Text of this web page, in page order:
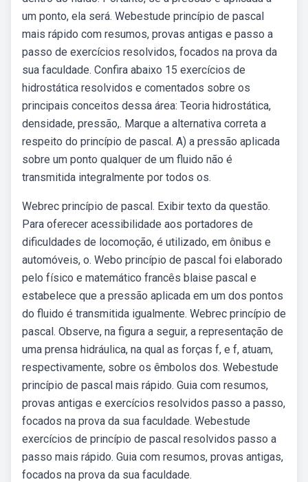
um ponto, ela será. Webestude princípio de pascal
mais rápido com resumos, provas antigas e passo a
passo de exercícios resolvidos, focados na prova da
sua faculdade. Confira abaixo 15 exercícios de
hidrostática resolvidos e comentados sobre os
principais conceitos dessa área: Teoria hidrostática,
densidade, pressão,. Marque a alternativa correta a
respeito do princípio de pascal. A) a pressão aplicada
sobre um ponto qualquer de um fluido não é
transmitida integralmente por todos os.
Webrec princípio de pascal. Exibir texto da questão.
Para oferecer acessibilidade aos portadores de
dificuldades de locomoção, é utilizado, em ônibus e
automóveis, o. Webo princípio de pascal foi elaborado
pelo físico e matemático francês blaise pascal e
estabelece que a pressão aplicada em um dos pontos
do fluido é transmitida igualmente. Webrec princípio de
pascal. Observe, na figura a seguir, a representação de
uma prensa hidráulica, na qual as forças f, e f, atuam,
respectivamente, sobre os êmbolos dos. Webestude
princípio de pascal mais rápido. Guia com resumos,
provas antigas e exercícios resolvidos passo a passo,
focados na prova da sua faculdade. Webestude
exercícios de princípio de pascal resolvidos passo a
passo mais rápido. Guia com resumos, provas antigas,
focados na prova da sua faculdade.